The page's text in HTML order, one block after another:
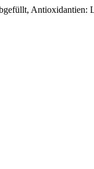
, Antioxidantien: